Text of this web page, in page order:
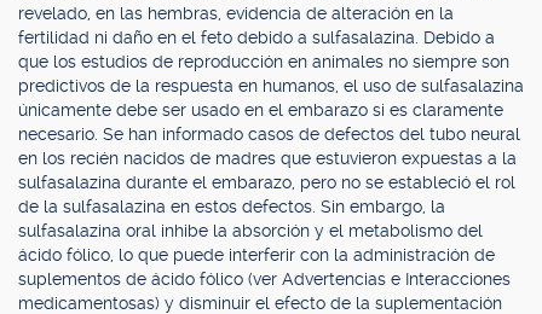
revelado, en las hembras, evidencia de alteración en la
fertilidad ni daño en el feto debido a sulfasalazina. Debido a
que los estudios de reproducción en animales no siempre son
predictivos de la respuesta en humanos, el uso de sulfasalazina
únicamente debe ser usado en el embarazo si es claramente
necesario. Se han informado casos de defectos del tubo neural
en los recién nacidos de madres que estuvieron expuestas a la
sulfasalazina durante el embarazo, pero no se estableció el rol
de la sulfasalazina en estos defectos. Sin embargo, la
sulfasalazina oral inhibe la absorción y el metabolismo del
ácido fólico, lo que puede interferir con la administración de
suplementos de ácido fólico (ver Advertencias e Interacciones
medicamentosas) y disminuir el efecto de la suplementación